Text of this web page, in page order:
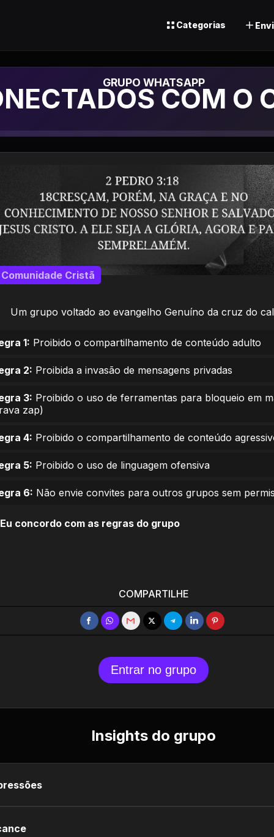
Categorias
de Whatsapp
COM O
Um grupo voltado ao evangelho Genuíno da cruz do
Comunidade Cristã
1: Proibido o compartilhamento de conteúdo adulto
2: Proibida a invasão de mensagens privadas
3: Proibido o uso de ferramentas para bloqueio em
zap)
4: Proibido o compartilhamento de conteúdo
5: Proibido o uso de linguagem ofensiva
6: Não envie convites para outros grupos sem
Eu concordo com as regras do grupo
COMPARTILHE
Entrar no grupo
Insights do grupo